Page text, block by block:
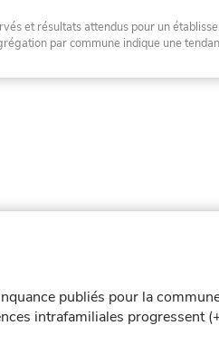
et résultats attendus pour un
par commune indique une
publiés pour la
intrafamiliales progressent